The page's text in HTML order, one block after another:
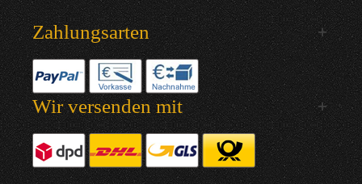
Zahlungsarten
Wir versenden mit